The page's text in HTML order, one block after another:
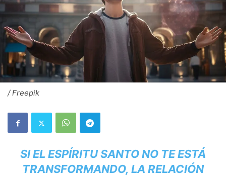
/ Freepik
SI EL ESPÍRITU SANTO NO TE ESTÁ
TRANSFORMANDO, LA RELACIÓN